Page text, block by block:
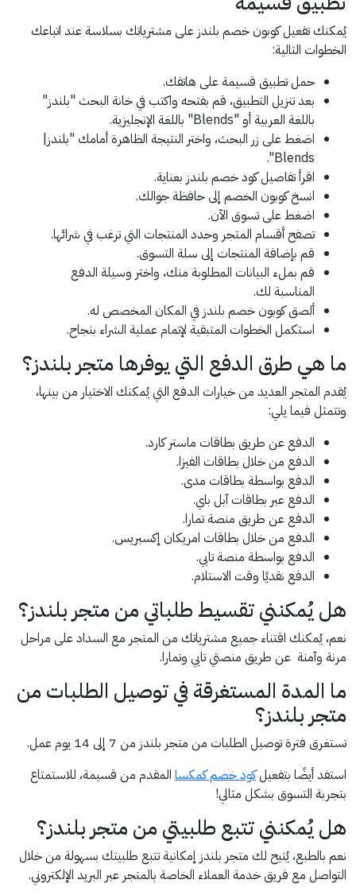
يُمكنك تفعيل كوبون خصم بلندز على مشترياتك بسلاسة عند اتباعك
الخطوات التالية:
حمل تطبيق قسيمة على هاتفك.
بعد تنزيل التطبيق، قم بفتحه واكتب في خانة البحث "بلندز"
باللغة العربية أو "Blends" باللغة الإنجليزية.
اضغط على زر البحث، واختر النتيجة الظاهرة أمامك "بلندز|
Blends".
اقرأ تفاصيل كود خصم بلندز بعناية.
انسخ كوبون الخصم إلى حافظة جوالك.
اضغط على تسوق الآن.
تصفح أقسام المتجر وحدد المنتجات التي ترغب في شرائها.
قم بإضافة المنتجات إلى سلة التسوق.
قم بملء البيانات المطلوبة منك، واختر وسيلة الدفع
المناسبة لك.
ألصق كوبون خصم بلندز في المكان المخصص له.
استكمل الخطوات المتبقية لإتمام عملية الشراء بنجاح.
ما هي طرق الدفع التي يوفرها متجر بلندز؟
يُقدم المتجر العديد من خيارات الدفع التي يُمكنك الاختيار من بينها،
وتتمثل فيما يلي:
الدفع عن طريق بطاقات ماستر كارد.
الدفع من خلال بطاقات الفيزا.
الدفع بواسطة بطاقات مدى.
الدفع عبر بطاقات آبل باي.
الدفع عن طريق منصة تمارا.
الدفع من خلال بطاقات امريكان إكسبريس.
الدفع بواسطة منصة تابي.
الدفع نقديًا وقت الاستلام.
هل يُمكنني تقسيط طلباتي من متجر بلندز؟
نعم، يُمكنك اقتناء جميع مشترياتك من المتجر مع السداد على مراحل
مرنة وآمنة عن طريق منصتي تابي وتمارا.
ما المدة المستغرقة في توصيل الطلبات من
متجر بلندز؟
تستغرق فترة توصيل الطلبات من متجر بلندز من 7 إلى 14 يوم عمل.
استفد أيضًا بتفعيلكود خصم كمكسا المقدم من قسيمة، للاستمتاع
بتجربة التسوق بشكل مثالي!
هل يُمكنني تتبع طلبيتي من متجر بلندز؟
نعم بالطبع، يُتيح لك متجر بلندز إمكانية تتبع طلبيتك بسهولة من خلال
التواصل مع فريق خدمة العملاء الخاصة بالمتجر عبر البريد الإلكتروني.